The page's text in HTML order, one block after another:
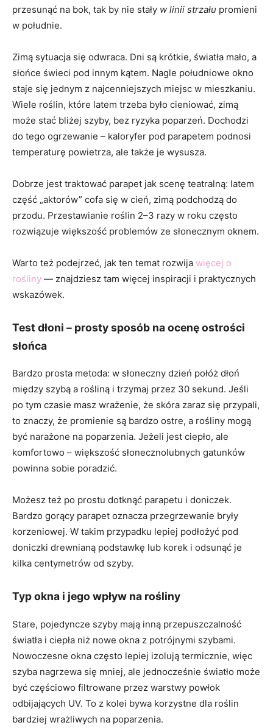
przesunąć na bok, tak by nie stały w linii strzału promieni
w południe.
Zimą sytuacja się odwraca. Dni są krótkie, światła mało, a
słońce świeci pod innym kątem. Nagle południowe okno
staje się jednym z najcenniejszych miejsc w mieszkaniu.
Wiele roślin, które latem trzeba było cieniować, zimą
może stać bliżej szyby, bez ryzyka poparzeń. Dochodzi
do tego ogrzewanie – kaloryfer pod parapetem podnosi
temperaturę powietrza, ale także je wysusza.
Dobrze jest traktować parapet jak scenę teatralną: latem
część „aktorów” cofa się w cień, zimą podchodzą do
przodu. Przestawianie roślin 2–3 razy w roku często
rozwiązuje większość problemów ze słonecznym oknem.
Warto też podejrzeć, jak ten temat rozwija więcej o
rośliny — znajdziesz tam więcej inspiracji i praktycznych
wskazówek.
Test dłoni – prosty sposób na ocenę ostrości
słońca
Bardzo prosta metoda: w słoneczny dzień połóż dłoń
między szybą a rośliną i trzymaj przez 30 sekund. Jeśli
po tym czasie masz wrażenie, że skóra zaraz się przypali,
to znaczy, że promienie są bardzo ostre, a rośliny mogą
być narażone na poparzenia. Jeżeli jest ciepło, ale
komfortowo – większość słonecznolubnych gatunków
powinna sobie poradzić.
Możesz też po prostu dotknąć parapetu i doniczek.
Bardzo gorący parapet oznacza przegrzewanie bryły
korzeniowej. W takim przypadku lepiej podłożyć pod
doniczki drewnianą podstawkę lub korek i odsunąć je
kilka centymetrów od szyby.
Typ okna i jego wpływ na rośliny
Stare, pojedyncze szyby mają inną przepuszczalność
światła i ciepła niż nowe okna z potrójnymi szybami.
Nowoczesne okna często lepiej izolują termicznie, więc
szyba nagrzewa się mniej, ale jednocześnie światło może
być częściowo filtrowane przez warstwy powłok
odbijających UV. To z kolei bywa korzystne dla roślin
bardziej wrażliwych na poparzenia.